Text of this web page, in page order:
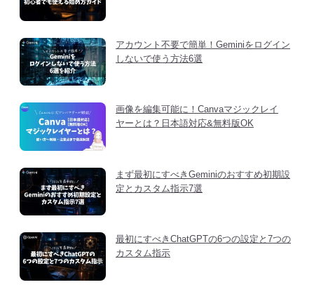
アカウント不要で簡単！Geminiをログイン
しないで使う方法6選
画像を編集可能に！Canvaマジックレイ
ヤーとは？日本語対応&無料版OK
まず最初にすべきGeminiのおすすめ初期設
定とカスタム指示7選
最初にすべきChatGPTの6つの設定と7つの
カスタム指示